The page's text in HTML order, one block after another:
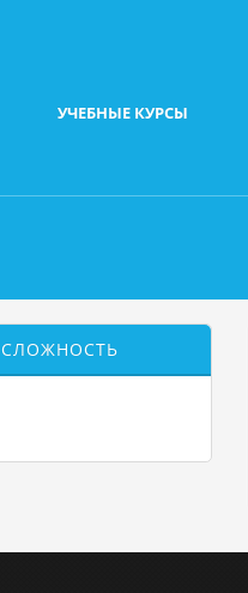
УЧЕБНЫЕ КУРСЫ
СЛОЖНОСТЬ